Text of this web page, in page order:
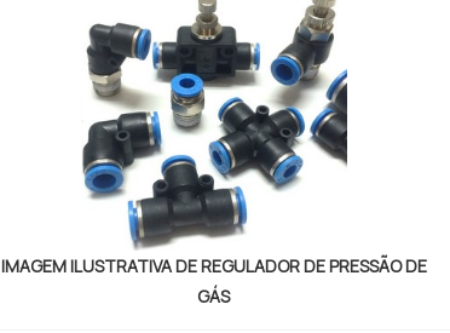
IMAGEM ILUSTRATIVA DE REGULADOR DE PRESSÃO DE
GÁS